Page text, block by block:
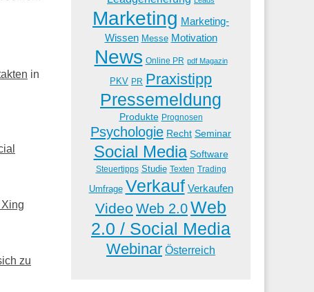
in
zu
Marketing Marketing-
Wissen Messe Motivation
News Online PR pdf Magazin
PKV PR Praxistipp
Pressemeldung
Produkte Prognosen
Psychologie Recht Seminar
Social Media Software
Steuertipps Studie Texten Trading
Umfrage Verkauf Verkaufen
Video Web 2.0Web
2.0 / Social Media
Webinar Österreich